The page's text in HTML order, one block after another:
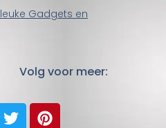
Gadgets en
Volg voor meer: